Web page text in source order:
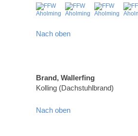
Nach oben
Brand, Wallerfing
Kolling (Dachstuhlbrand)
Nach oben